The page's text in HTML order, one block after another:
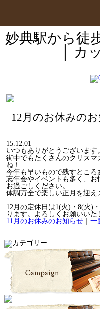
妙典駅から徒
│ カ
12月のお休みの
15.12.01
いつもありがとうございます
街中でもたくさんのクリス
ね！
今年も早いもので残すところ
忘年会やイベントも多く、お
お過ごしください。
体調万全で楽しい正月を迎え
12月の定休日は1(火)・8(火)
ります。よろしくお願いいた
11月のお休みのお知らせ ｜一